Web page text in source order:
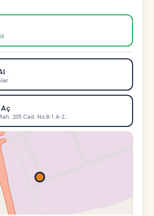
205 Cad. No:8-1 A-2…